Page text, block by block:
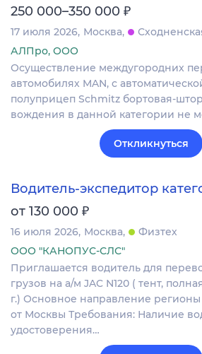
250 000–350 000 ₽
17 июля 2026 Москва
АЛПро, ООО
Осуществление междугородних
автомобилях MAN, с
полуприцеп Schmitz бортовая-
вождения в данной категории не
Откликнуться
Водитель-экспедитор
от 130 000 ₽
16 июля 2026 Москва
Физтех
ООО "КАНОПУС-СЛС"
Приглашается водитель для
грузов на а/м JAC N120 ( тент,
г.) Основное направление
от Москвы Требования: Наличие
удостоверения…